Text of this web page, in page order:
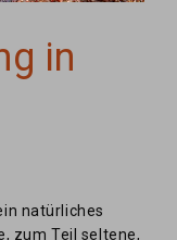
in
natürliches
zum Teil seltene,